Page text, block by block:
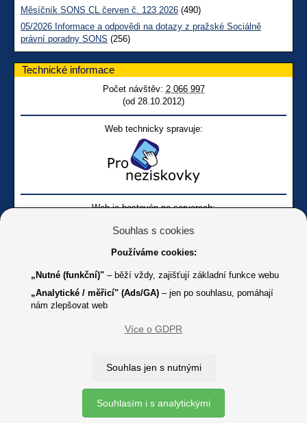
Měsíčník SONS CL červen č. 123 2026 (490)
05/2026 Informace a odpovědi na dotazy z pražské Sociálně
právní poradny SONS (256)
Technické informace
Počet návštěv: 2 066 997
(od 28.10.2012)
Web technicky spravuje:
Web je hostován na serverech:
Online
Youtube SONS
K jakémukoliv užití textů a obrázků uvedených na tomto serveru je
Copyright © 2012 - 2026 SONS ČR, z. s.
Ochrana osobních údajů (GDPR)
Souhlas s cookies
Používáme cookies:
„Nutné (funkční)" – běží vždy, zajišťují základní funkce webu
„Analytické / měřicí" (Ads/GA) – jen po souhlasu, pomáhají
nám zlepšovat web
Více o GDPR
Souhlas jen s nutnými
Souhlasím i s analytickými